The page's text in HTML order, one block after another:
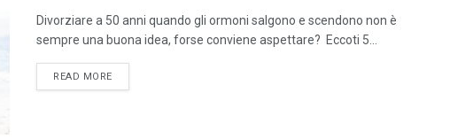
Divorziare a 50 anni quando gli ormoni salgono e scendono non è
sempre una buona idea, forse conviene aspettare? Eccoti 5...
READ MOREDETAILS